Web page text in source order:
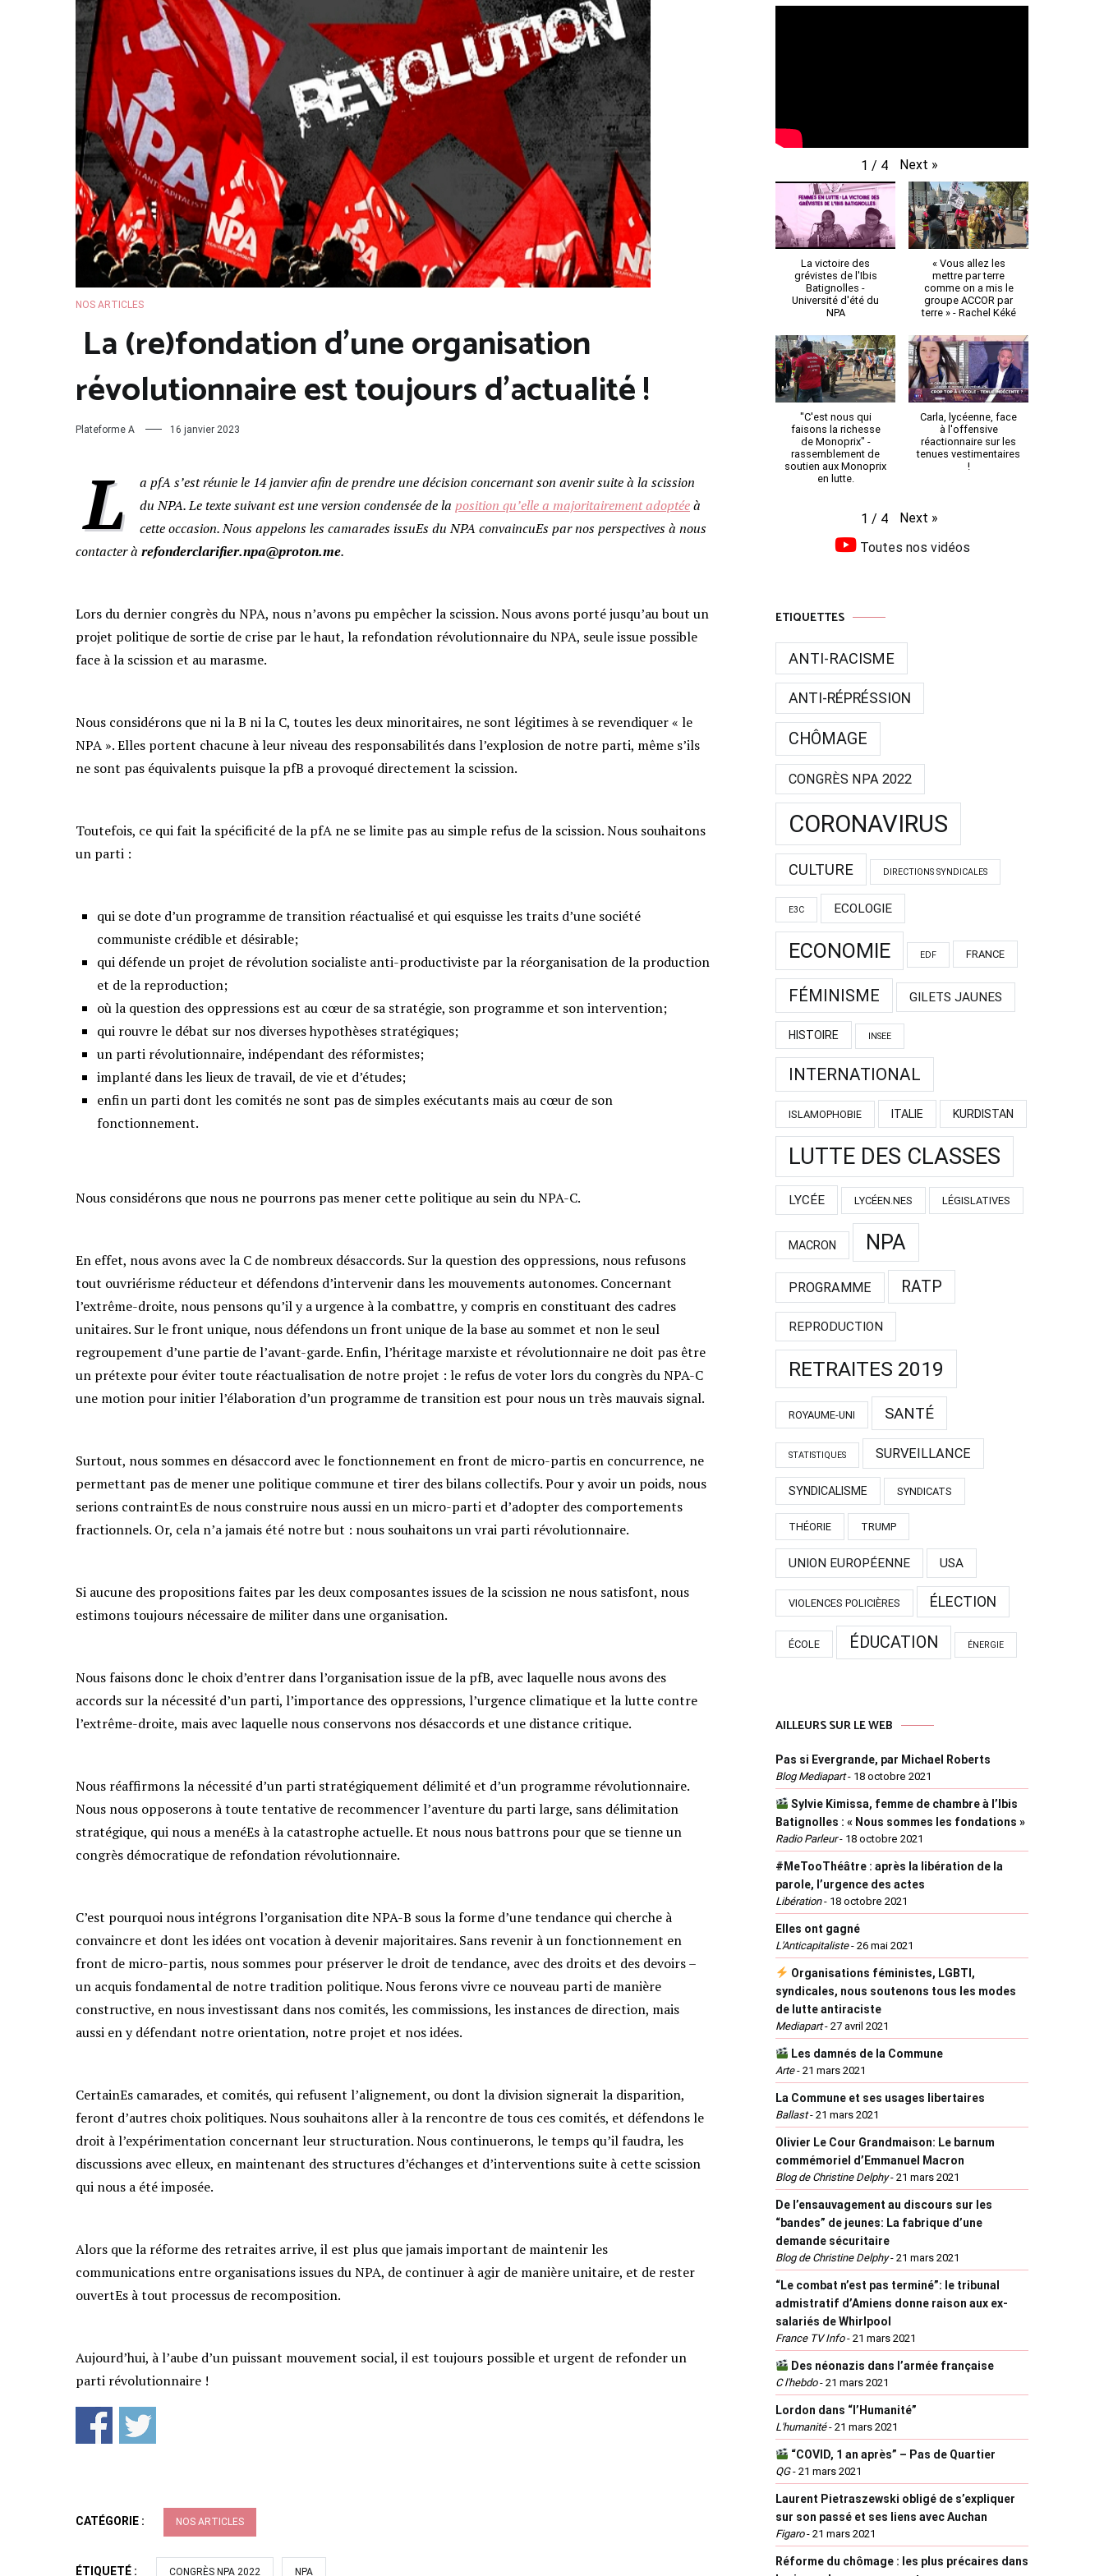
NOS ARTICLES
La (re)fondation d’une organisation
révolutionnaire est toujours d’actualité !
Plateforme A 16 janvier 2023
L
a pfA s’est réunie le 14 janvier afin de prendre une décision concernant son avenir suite à la scission
du NPA. Le texte suivant est une version condensée de la position qu’elle a majoritairement adoptéeà
cette occasion. Nous appelons les camarades issuEs du NPA convaincuEs par nos perspectives à nous
contacter à refonderclarifier.npa@proton.me.
Lors du dernier congrès du NPA, nous n’avons pu empêcher la scission. Nous avons porté jusqu’au bout un
projet politique de sortie de crise par le haut, la refondation révolutionnaire du NPA, seule issue possible
face à la scission et au marasme.
Nous considérons que ni la B ni la C, toutes les deux minoritaires, ne sont légitimes à se revendiquer « le
NPA ». Elles portent chacune à leur niveau des responsabilités dans l’explosion de notre parti, même s’ils
ne sont pas équivalents puisque la pfB a provoqué directement la scission.​
Toutefois, ce qui fait la spécificité de la pfA ne se limite pas au simple refus de la scission. Nous souhaitons
un parti :
qui se dote d’un programme de transition réactualisé et qui esquisse les traits d’une société
communiste crédible et désirable;
qui défende un projet de révolution socialiste anti-productiviste par la réorganisation de la production
et de la reproduction;
où la question des oppressions est au cœur de sa stratégie, son programme et son intervention;
qui rouvre le débat sur nos diverses hypothèses stratégiques;
un parti révolutionnaire, indépendant des réformistes;
implanté dans les lieux de travail, de vie et d’études;
enfin un parti dont les comités ne sont pas de simples exécutants mais au cœur de son
fonctionnement.
Nous considérons que nous ne pourrons pas mener cette politique au sein du NPA-C.
En effet, nous avons avec la C de nombreux désaccords. Sur la question des oppressions, nous refusons
tout ouvriérisme réducteur et défendons d’intervenir dans les mouvements autonomes. Concernant
l’extrême-droite, nous pensons qu’il y a urgence à la combattre, y compris en constituant des cadres
unitaires. Sur le front unique, nous défendons un front unique de la base au sommet et non le seul
regroupement d’une partie de l’avant-garde. Enfin, l’héritage marxiste et révolutionnaire ne doit pas être
un prétexte pour éviter toute réactualisation de notre projet : le refus de voter lors du congrès du NPA-C
une motion pour initier l’élaboration d’un programme de transition est pour nous un très mauvais signal.
Surtout, nous sommes en désaccord avec le fonctionnement en front de micro-partis en concurrence, ne
permettant pas de mener une politique commune et tirer des bilans collectifs. Pour y avoir un poids, nous
serions contraintEs de nous construire nous aussi en un micro-parti et d’adopter des comportements
fractionnels. Or, cela n’a jamais été notre but : nous souhaitons un vrai parti révolutionnaire.
Si aucune des propositions faites par les deux composantes issues de la scission ne nous satisfont, nous
estimons toujours nécessaire de militer dans une organisation.
Nous faisons donc le choix d’entrer dans l’organisation issue de la pfB, avec laquelle nous avons des
accords sur la nécessité d’un parti, l’importance des oppressions, l’urgence climatique et la lutte contre
l’extrême-droite, mais avec laquelle nous conservons nos désaccords et une distance critique.
Nous réaffirmons la nécessité d’un parti stratégiquement délimité et d’un programme révolutionnaire.
Nous nous opposerons à toute tentative de recommencer l’aventure du parti large, sans délimitation
stratégique, qui nous a menéEs à la catastrophe actuelle. Et nous nous battrons pour que se tienne un
congrès démocratique de refondation révolutionnaire.
C’est pourquoi nous intégrons l’organisation dite NPA-B sous la forme d’une tendance qui cherche à
convaincre et dont les idées ont vocation à devenir majoritaires. Sans revenir à un fonctionnement en
front de micro-partis, nous sommes pour préserver le droit de tendance, avec des droits et des devoirs –
un acquis fondamental de notre tradition politique. Nous ferons vivre ce nouveau parti de manière
constructive, en nous investissant dans nos comités, les commissions, les instances de direction, mais
aussi en y défendant notre orientation, notre projet et nos idées.​
CertainEs camarades, et comités, qui refusent l’alignement, ou dont la division signerait la disparition,
feront d’autres choix politiques. Nous souhaitons aller à la rencontre de tous ces comités, et défendons le
droit à l’expérimentation concernant leur structuration. Nous continuerons, le temps qu’il faudra, les
discussions avec elleux, en maintenant des structures d’échanges et d’interventions suite à cette scission
qui nous a été imposée.​​​​​​​​​
Alors que la réforme des retraites arrive, il est plus que jamais important de maintenir les
communications entre organisations issues du NPA, de continuer à agir de manière unitaire, et de rester
ouvertEs à tout processus de recomposition.
Aujourd’hui, à l’aube d’un puissant mouvement social, il est toujours possible et urgent de refonder un
parti révolutionnaire !
CATÉGORIE : NOS ARTICLES
ÉTIQUETÉ : CONGRÈS NPA 2022 NPA
1 / 4 Next »
La victoire des
grévistes de l'Ibis
Batignolles -
Université d'été du
NPA
« Vous allez les
mettre par terre
comme on a mis le
groupe ACCOR par
terre » - Rachel Kéké
"C'est nous qui
faisons la richesse
de Monoprix" -
rassemblement de
soutien aux Monoprix
en lutte.
Carla, lycéenne, face
à l'offensive
réactionnaire sur les
tenues vestimentaires
!
1 / 4 Next »
Toutes nos vidéos
ETIQUETTES
ANTI-RACISME
ANTI-RÉPRÉSSION
CHÔMAGE
CONGRÈS NPA 2022
CORONAVIRUS
CULTURE DIRECTIONS SYNDICALES
E3C ECOLOGIE
ECONOMIE EDF FRANCE
FÉMINISME GILETS JAUNES
HISTOIRE INSEE
INTERNATIONAL
ISLAMOPHOBIE ITALIE KURDISTAN
LUTTE DES CLASSES
LYCÉE LYCÉEN.NES LÉGISLATIVES
MACRON NPA
PROGRAMME RATP
REPRODUCTION
RETRAITES 2019
ROYAUME-UNI SANTÉ
STATISTIQUES SURVEILLANCE
SYNDICALISME SYNDICATS
THÉORIE TRUMP
UNION EUROPÉENNE USA
VIOLENCES POLICIÈRES ÉLECTION
ÉCOLE ÉDUCATION ÉNERGIE
AILLEURS SUR LE WEB
Pas si Evergrande, par Michael Roberts
Blog Mediapart- 18 octobre 2021
Sylvie Kimissa, femme de chambre à l’Ibis
Batignolles : « Nous sommes les fondations »
Radio Parleur- 18 octobre 2021
#MeTooThéâtre : après la libération de la
parole, l’urgence des actes
Libération- 18 octobre 2021
Elles ont gagné
L'Anticapitaliste- 26 mai 2021
Organisations féministes, LGBTI,
syndicales, nous soutenons tous les modes
de lutte antiraciste
Mediapart- 27 avril 2021
Les damnés de la Commune
Arte- 21 mars 2021
La Commune et ses usages libertaires
Ballast- 21 mars 2021
Olivier Le Cour Grandmaison: Le barnum
commémoriel d’Emmanuel Macron
Blog de Christine Delphy- 21 mars 2021
De l’ensauvagement au discours sur les
“bandes” de jeunes: La fabrique d’une
demande sécuritaire
Blog de Christine Delphy- 21 mars 2021
“Le combat n’est pas terminé”: le tribunal
admistratif d’Amiens donne raison aux ex-
salariés de Whirlpool
France TV Info- 21 mars 2021
Des néonazis dans l’armée française
C l'hebdo- 21 mars 2021
Lordon dans “l’Humanité”
L'humanité- 21 mars 2021
“COVID, 1 an après” – Pas de Quartier
QG- 21 mars 2021
Laurent Pietraszewski obligé de s’expliquer
sur son passé et ses liens avec Auchan
Figaro- 21 mars 2021
Réforme du chômage : les plus précaires dans